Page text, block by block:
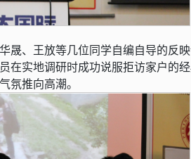
晟、王放等几位同学自编自导的反
在实地调研时成功说服拒访家户的
氛推向高潮。